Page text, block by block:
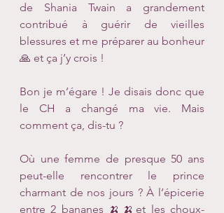
de Shania Twain a grandement
contribué à guérir de vieilles
blessures et me préparer au bonheur
🙏 et ça j’y crois !
Bon je m’égare ! Je disais donc que
le CH a changé ma vie. Mais
comment ça, dis-tu ?
Où une femme de presque 50 ans
peut-elle rencontrer le prince
charmant de nos jours ? À l’épicerie
entre 2 bananes 🍌🍌et les choux-